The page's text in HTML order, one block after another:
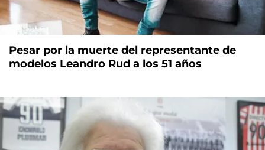
Pesar por la muerte del representante de
modelos Leandro Rud a los 51 años